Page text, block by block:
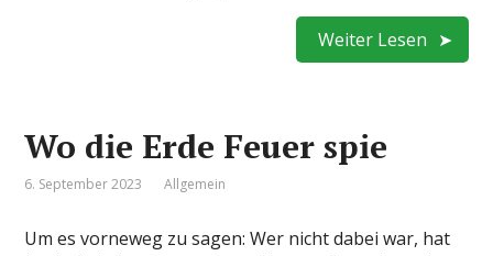
Weiter Lesen
Wo die Erde Feuer spie
6. September 2023 Allgemein
Um es vorneweg zu sagen: Wer nicht dabei war, hat